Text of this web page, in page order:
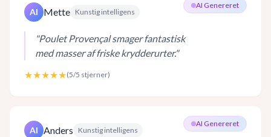
AI Genereret
AI Mette Kunstig intelligens
"Poulet Provençal smager fantastisk
med masser af friske krydderurter."
★★★★★(5/5 stjerner)
AI Genereret
AI Anders Kunstig intelligens